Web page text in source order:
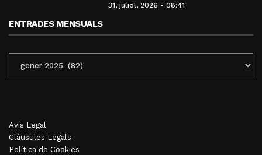
31, juliol, 2026 - 08:41
ENTRADES MENSUALS
MENSUALS
Avís Legal
Clàusules Legals
Política de Cookies